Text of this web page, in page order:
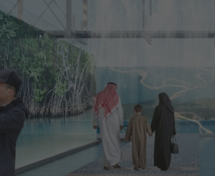
nunca, temos
Esperamos
ambiente, ao
desigualdades
OS MAIORES
DA